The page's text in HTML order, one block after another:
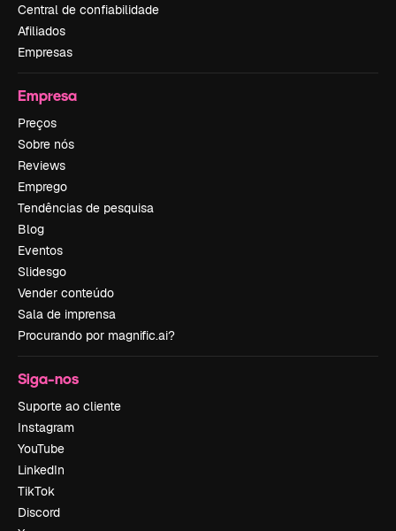
Central de confiabilidade
Afiliados
Empresas
Empresa
Preços
Sobre nós
Reviews
Emprego
Tendências de pesquisa
Blog
Eventos
Slidesgo
Vender conteúdo
Sala de imprensa
Procurando por magnific.ai?
Siga-nos
Suporte ao cliente
Instagram
YouTube
LinkedIn
TikTok
Discord